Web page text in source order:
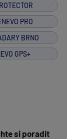
PRO
BRNO
GPS+
si poradit